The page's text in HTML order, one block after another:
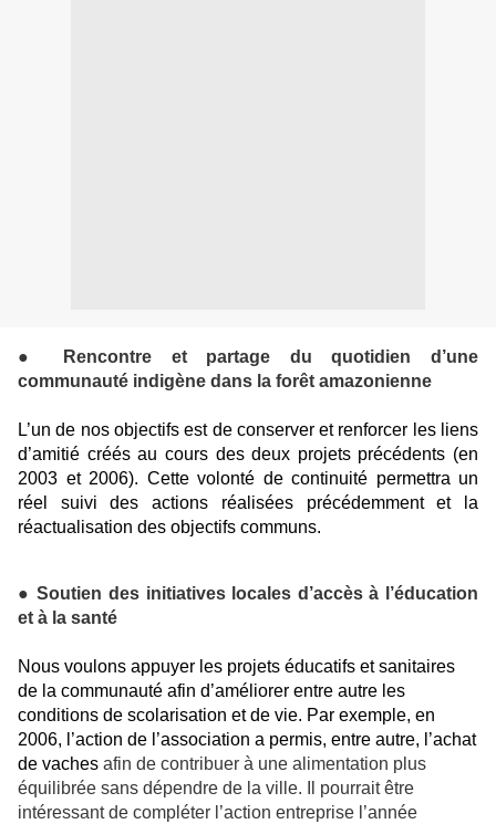
● Rencontre et partage du quotidien d’une
communauté indigène dans la forêt amazonienne
L’un de nos objectifs est de conserver et renforcer les liens
d’amitié créés au cours des deux projets précédents (en
2003 et 2006). Cette volonté de continuité permettra un
réel suivi des actions réalisées précédemment et la
réactualisation des objectifs communs.
● Soutien des initiatives locales d’accès à l’éducation
et à la santé
Nous voulons appuyer les projets éducatifs et sanitaires
de la communauté afin d’améliorer entre autre les
conditions de scolarisation et de vie. Par exemple, en
2006, l’action de l’association a permis, entre autre, l’achat
de vaches afin de contribuer à une alimentation plus
équilibrée sans dépendre de la ville. Il pourrait être
intéressant de compléter l’action entreprise l’année